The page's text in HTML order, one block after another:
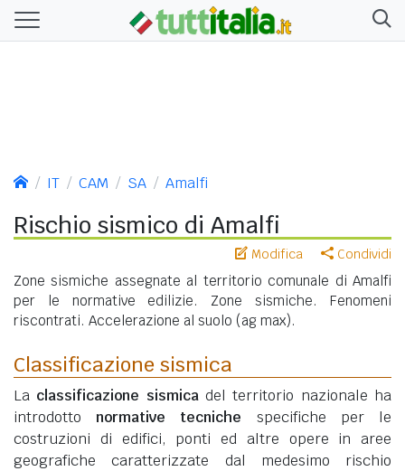
IT CAM SA Amalfi
Rischio sismico di Amalfi
Modifica Condividi
Zone sismiche assegnate al territorio comunale di Amalfi
per le normative edilizie. Zone sismiche. Fenomeni
riscontrati. Accelerazione al suolo (ag max).
Classificazione sismica
La classificazione sismicadel territorio nazionale ha
introdotto normative tecniche specifiche per le
costruzioni di edifici, ponti ed altre opere in aree
geografiche caratterizzate dal medesimo rischio